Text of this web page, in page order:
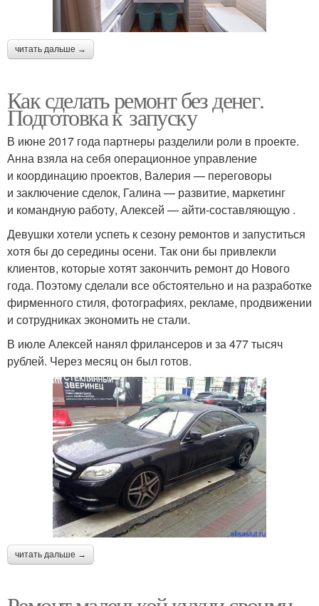
читать дальше →
Как сделать ремонт без денег.
Подготовка к запуску
В июне 2017 года партнеры разделили роли в проекте.
Анна взяла на себя операционное управление
и координацию проектов, Валерия — переговоры
и заключение сделок, Галина — развитие, маркетинг
и командную работу, Алексей — айти-составляющую .
Девушки хотели успеть к сезону ремонтов и запуститься
хотя бы до середины осени. Так они бы привлекли
клиентов, которые хотят закончить ремонт до Нового
года. Поэтому сделали все обстоятельно и на разработке
фирменного стиля, фотографиях, рекламе, продвижении
и сотрудниках экономить не стали.
В июле Алексей нанял фрилансеров и за 477 тысяч
рублей. Через месяц он был готов.
читать дальше →